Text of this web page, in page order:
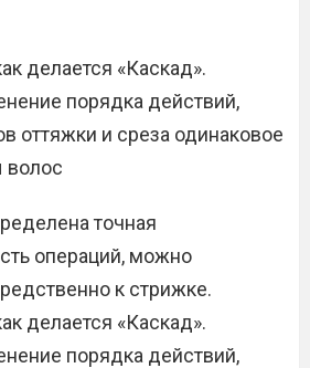
делается «Каскад».
порядка действий,
оттяжки и среза одинаковое
точная
операций, можно
к стрижке.
делается «Каскад».
порядка действий,